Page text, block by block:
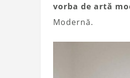
vorba de artă
Modernă.